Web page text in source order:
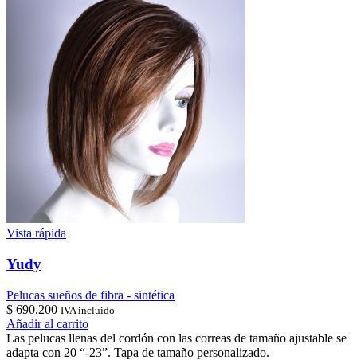
Vista rápida
Yudy
Pelucas sueños de fibra - sintética
$ 690.200 IVA incluido
Añadir al carrito
Las pelucas llenas del cordón con las correas de tamaño ajustable se
adapta con 20 “-23”. Tapa de tamaño personalizado.